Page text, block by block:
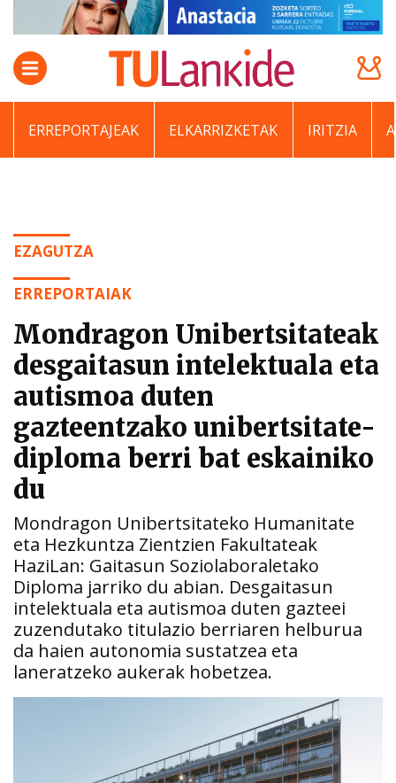
ERREPORTAJEAK ELKARRIZKETAK IRITZIA
EZAGUTZA
ERREPORTAIAK
Mondragon Unibertsitateak
desgaitasun intelektuala eta
autismoa duten
gazteentzako unibertsitate-
diploma berri bat eskainiko
du
Mondragon Unibertsitateko Humanitate
eta Hezkuntza Zientzien Fakultateak
HaziLan: Gaitasun Soziolaboraletako
Diploma jarriko du abian. Desgaitasun
intelektuala eta autismoa duten gazteei
zuzendutako titulazio berriaren helburua
da haien autonomia sustatzea eta
laneratzeko aukerak hobetzea.